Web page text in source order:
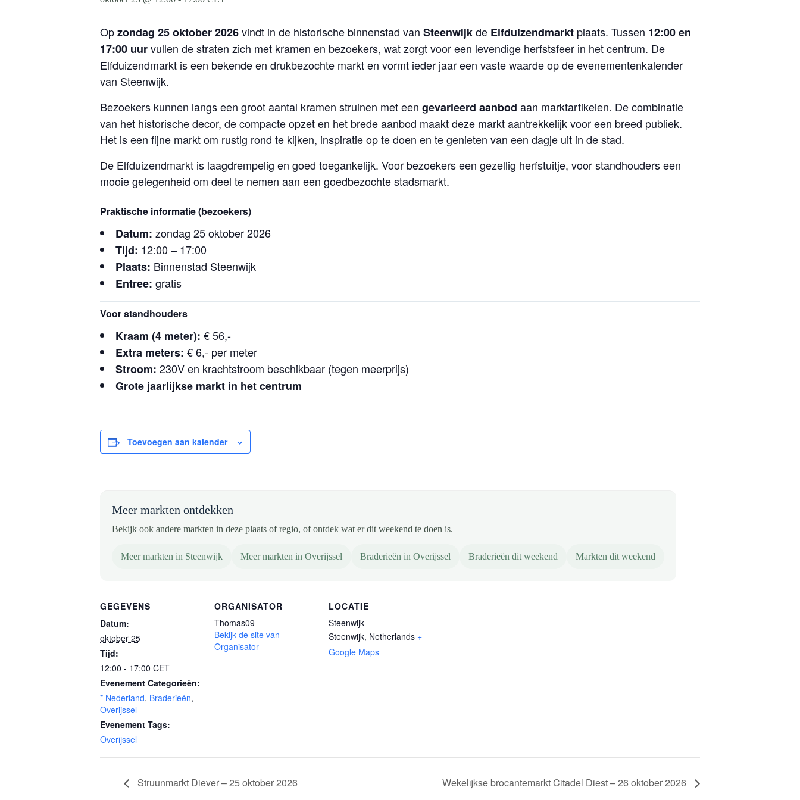
Opzondag 25 oktober 2026vindt in de historische binnenstad van Steenwijkde Elfduizendmarkt plaats. Tussen 12:00 en
17:00 uurvullen de straten zich met kramen en bezoekers, wat zorgt voor een levendige herfstsfeer in het centrum. De
Elfduizendmarkt is een bekende en drukbezochte markt en vormt ieder jaar een vaste waarde op de evenementenkalender
van Steenwijk.
Bezoekers kunnen langs een groot aantal kramen struinen met een gevarieerd aanbod aan marktartikelen. De combinatie
van het historische decor, de compacte opzet en het brede aanbod maakt deze markt aantrekkelijk voor een breed publiek.
Het is een fijne markt om rustig rond te kijken, inspiratie op te doen en te genieten van een dagje uit in de stad.
De Elfduizendmarkt is laagdrempelig en goed toegankelijk. Voor bezoekers een gezellig herfstuitje, voor standhouders een
mooie gelegenheid om deel te nemen aan een goedbezochte stadsmarkt.
Praktische informatie (bezoekers)
Datum: zondag 25 oktober 2026
Tijd: 12:00 – 17:00
Plaats: Binnenstad Steenwijk
Entree: gratis
Voor standhouders
Kraam (4 meter): € 56,-
Extra meters: € 6,- per meter
Stroom: 230V en krachtstroom beschikbaar (tegen meerprijs)
Grote jaarlijkse markt in het centrum
Toevoegen aan kalender
Meer markten ontdekken
Bekijk ook andere markten in deze plaats of regio, of ontdek wat er dit weekend te doen is.
Meer markten in Steenwijk Meer markten in Overijssel Braderieën in Overijssel Braderieën dit weekend Markten dit weekend
GEGEVENS
Datum:
oktober 25
Tijd:
12:00 - 17:00 CET
Evenement Categorieën:
* Nederland, Braderieën,
Overijssel
Evenement Tags:
Overijssel
ORGANISATOR
Thomas09
Bekijk de site van
Organisator
LOCATIE
Steenwijk
Steenwijk, Netherlands +
Google Maps
Struunmarkt Diever – 25 oktober 2026 Wekelijkse brocantemarkt Citadel Diest – 26 oktober 2026